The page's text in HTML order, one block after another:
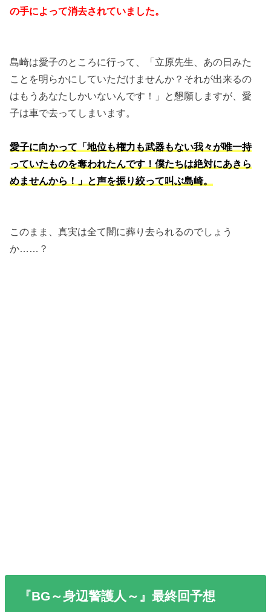
の手によって消去されていました。
島崎は愛子のところに行って、「立原先生、あの日みた
ことを明らかにしていただけませんか？それが出来るの
はもうあなたしかいないんです！」と懇願しますが、愛
子は車で去ってしまいます。
愛子に向かって「地位も権力も武器もない我々が唯一持
っていたものを奪われたんです！僕たちは絶対にあきら
めませんから！」と声を振り絞って叫ぶ島崎。
このまま、真実は全て闇に葬り去られるのでしょう
か……？
『BG～身辺警護人～』最終回予想